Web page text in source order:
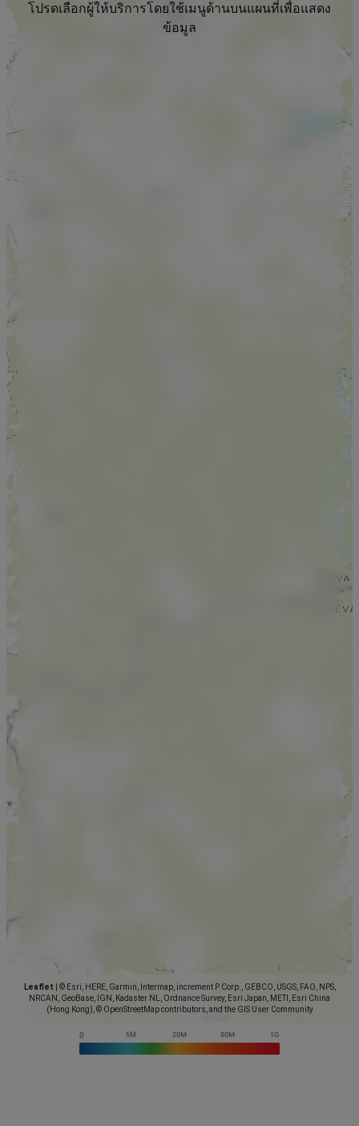
Leaflet
© Esri, HERE, Garmin, Intermap, increment P Corp., GEBCO, USGS, FAO, NPS,
NRCAN, GeoBase, IGN, Kadaster NL, Ordnance Survey, Esri Japan, METI, Esri China
(Hong Kong), © OpenStreetMap contributors, and the GIS User Community
โปรดเลือกผู้ให้บริการโดยใช้เมนูด้านบนแผนที่เพื่อแสดง
ข้อมูล